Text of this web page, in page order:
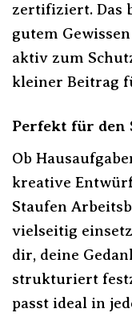
zertifiziert. Das
gutem
aktiv zum
kleiner Beitrag
Perfekt für den
Ob
kreative
Staufen
vielseitig
dir, deine
strukturiert
passt ideal in